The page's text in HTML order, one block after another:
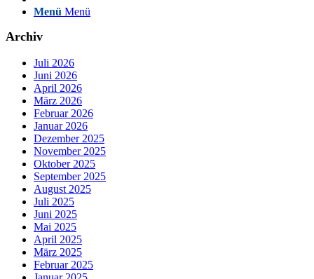
Menü Menü
Archiv
Juli 2026
Juni 2026
April 2026
März 2026
Februar 2026
Januar 2026
Dezember 2025
November 2025
Oktober 2025
September 2025
August 2025
Juli 2025
Juni 2025
Mai 2025
April 2025
März 2025
Februar 2025